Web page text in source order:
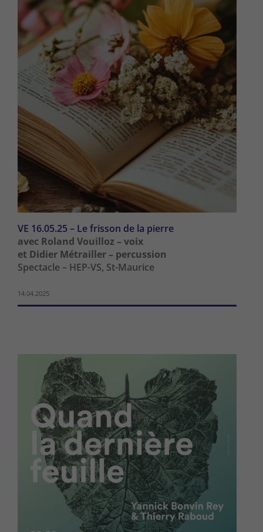
VE 16.05.25 – Le frisson de la pierre
avec Roland Vouilloz – voix
et Didier Métrailler – percussion
Spectacle – HEP-VS, St-Maurice
14.04.2025